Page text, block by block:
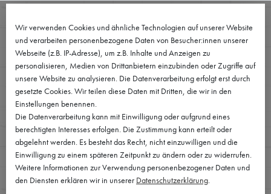
0
Wir verwenden Cookies und ähnliche Technologien auf unserer Website
und verarbeiten personenbezogene Daten von Besucher:innen unserer
Webseite (z.B. IP-Adresse), um z.B. Inhalte und Anzeigen zu
personalisieren, Medien von Drittanbietern einzubinden oder Zugriffe auf
unsere Website zu analysieren. Die Datenverarbeitung erfolgt erst durch
gesetzte Cookies. Wir teilen diese Daten mit Dritten, die wir in den
Einstellungen benennen.
Die Datenverarbeitung kann mit Einwilligung oder aufgrund eines
berechtigten Interesses erfolgen. Die Zustimmung kann erteilt oder
abgelehnt werden. Es besteht das Recht, nicht einzuwilligen und die
Einwilligung zu einem späteren Zeitpunkt zu ändern oder zu widerrufen.
Weitere Informationen zur Verwendung personenbezogener Daten und
den Diensten erklären wir in unserer Daten­schutz­erklärung.